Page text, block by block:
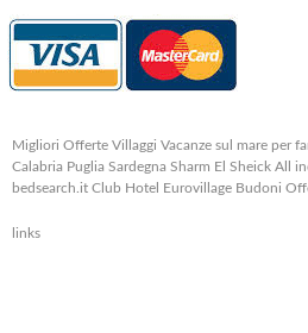
Migliori Offerte Villaggi Vacanze sul mare per
Calabria Puglia Sardegna Sharm El Sheick All
bedsearch.it Club Hotel Eurovillage Budoni
links